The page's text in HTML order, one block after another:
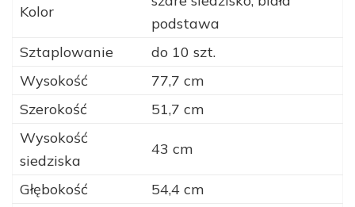
Kolor
podstawa
Sztaplowanie
do 10 szt.
Wysokość
77,7 cm
Szerokość
51,7 cm
Wysokość
siedziska
43 cm
Głębokość
54,4 cm